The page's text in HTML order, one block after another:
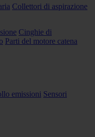
Collettori di aspirazione
Cinghie di
Parti del motore catena
emissioni Sensori